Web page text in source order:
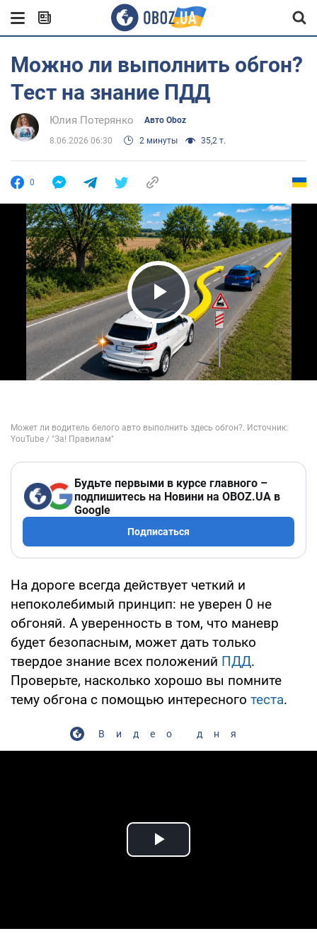
Можно ли выполнить обгон?
Тест на знание ПДД
Юлия Потерянко Авто Oboz
8.06.2026 06:30 2 минуты 35,2 т.
0
Play Video
Будьте первыми в курсе главного –
подпишитесь на Новини на OBOZ.UA в
Google
Подписаться
На дороге всегда действует четкий и
непоколебимый принцип: не уверен 0 не
обгоняй. А уверенность в том, что маневр
будет безопасным, может дать только
твердое знание всех положений ПДД.
Проверьте, насколько хорошо вы помните
тему обгона с помощью интересного теста.
Видео дня
Play Video